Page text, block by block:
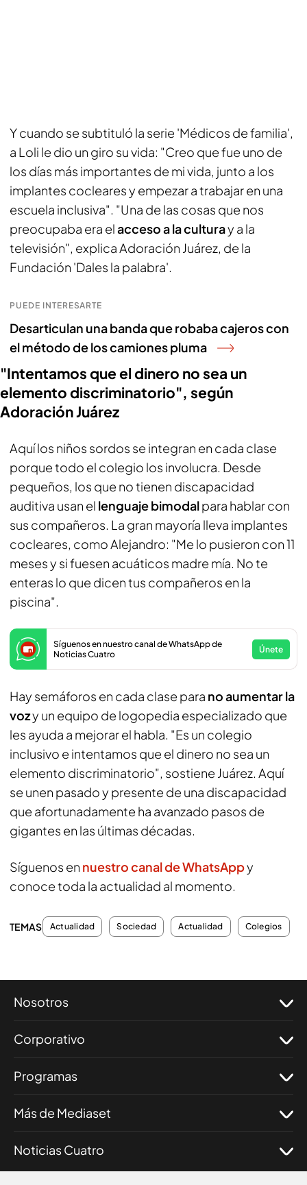
Y cuando se subtituló la serie 'Médicos de familia',
a Loli le dio un giro su vida: "Creo que fue uno de
los días más importantes de mi vida, junto a los
implantes cocleares y empezar a trabajar en una
escuela inclusiva". "Una de las cosas que nos
preocupaba era elacceso a la culturay a la
televisión", explica Adoración Juárez, de la
Fundación 'Dales la palabra'.
PUEDE INTERESARTE
Desarticulan una banda que robaba cajeros con
el método de los camiones pluma
"Intentamos que el dinero no sea un
elemento discriminatorio", según
Adoración Juárez
Aquí los niños sordos se integran en cada clase
porque todo el colegio los involucra. Desde
pequeños, los que no tienen discapacidad
auditiva usan el lenguaje bimodalpara hablar con
sus compañeros. La gran mayoría lleva implantes
cocleares, como Alejandro: "Me lo pusieron con 11
meses y si fuesen acuáticos madre mía. No te
enteras lo que dicen tus compañeros en la
piscina".
Síguenos en nuestro canal de WhatsApp de
Noticias Cuatro
Únete
Hay semáforos en cada clase para no aumentar la
vozy un equipo de logopedia especializado que
les ayuda a mejorar el habla. "Es un colegio
inclusivo e intentamos que el dinero no sea un
elemento discriminatorio", sostiene Juárez. Aquí
se unen pasado y presente de una discapacidad
que afortunadamente ha avanzado pasos de
gigantes en las últimas décadas.
Síguenos en nuestro canal de WhatsAppy
conoce toda la actualidad al momento.
TEMAS Actualidad Sociedad Actualidad Colegios
Nosotros
Corporativo
Programas
Más de Mediaset
Noticias Cuatro